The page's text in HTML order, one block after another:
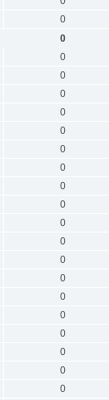
0
0
0
0
0
0
0
0
0
0
0
0
0
0
0
0
0
0
0
0
0